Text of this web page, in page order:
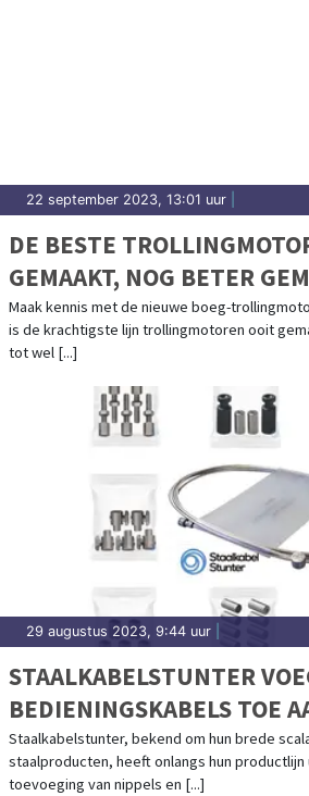
22 september 2023, 13:01 uur
DE BESTE
GEMAAKT, NOG BETER
Maak kennis met de nieuwe boeg-
is de krachtigste lijn trollingmotoren ooit
tot wel [...]
29 augustus 2023, 9:44 uur
STAALKABELSTUNTER
BEDIENINGSKABELS TOE
ASSORTIMENT
Staalkabelstunter, bekend om hun brede
staalproducten, heeft onlangs hun
toevoeging van nippels en [...]